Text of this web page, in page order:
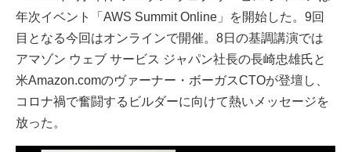
年次イベント「AWS Summit Online」を開始した。9回
目となる今回はオンラインで開催。8日の基調講演では
アマゾン ウェブ サービス ジャパン社長の長崎忠雄氏と
米Amazon.comのヴァーナー・ボーガスCTOが登壇し、
コロナ禍で奮闘するビルダーに向けて熱いメッセージを
放った。